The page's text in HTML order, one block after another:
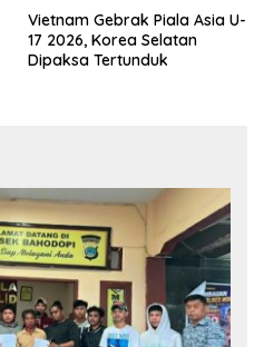
Vietnam Gebrak Piala Asia U-
17 2026, Korea Selatan
Dipaksa Tertunduk